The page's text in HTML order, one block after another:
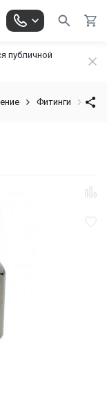
публичной
Фитинги